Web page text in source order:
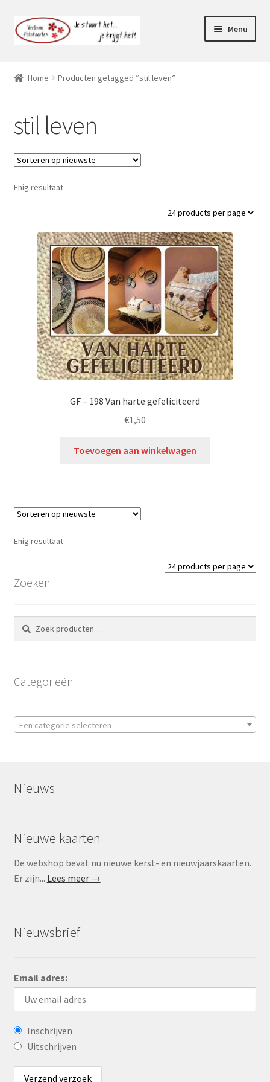
Ga
door
Ga
naar
Menu
Mijn account
Home Producten getagged “stil leven”
stil leven
Enig resultaat
GF – 198 Van harte gefeliciteerd
€1,50
Toevoegen aan winkelwagen
Enig resultaat
Zoeken
Zoeken
naar:
Zoeken
Categorieën
Een categorie selecteren
Nieuws
Nieuwe kaarten
De webshop bevat nu nieuwe kerst- en nieuwjaarskaarten.
Er zijn... Lees meer →
Nieuwsbrief
Email adres:
Inschrijven
Uitschrijven